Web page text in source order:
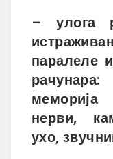
– улога
паралеле
нерви,
ухо,